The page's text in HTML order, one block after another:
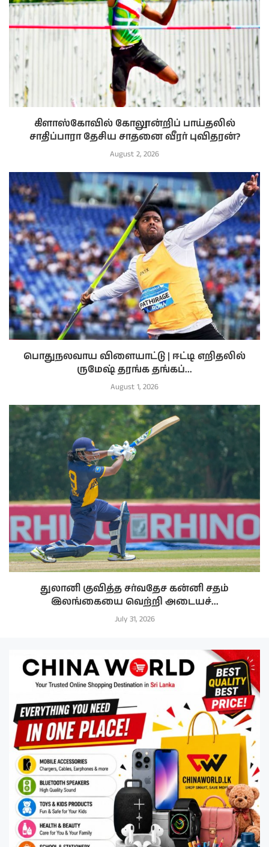
கிளாஸ்கோவில் கோலூன்றிப் பாய்தலில்
சாதிப்பாரா தேசிய சாதனை வீரர் புவிதரன்?
August 2, 2026
பொதுநலவாய விளையாட்டு | ஈட்டி எறிதலில்
ருமேஷ் தரங்க தங்கப்...
August 1, 2026
துலானி குவித்த சர்வதேச கன்னி சதம்
இலங்கையை வெற்றி அடையச்...
July 31, 2026